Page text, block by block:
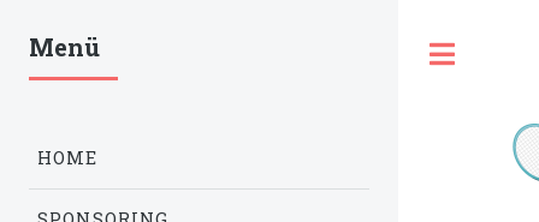
Menü
HOME